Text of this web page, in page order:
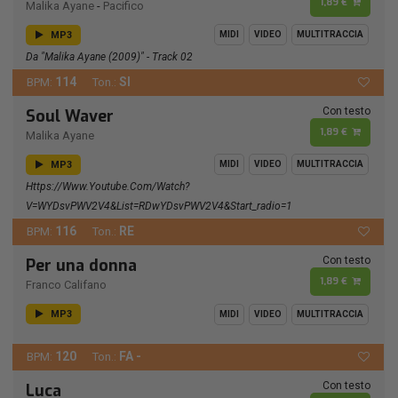
Malika Ayane - Pacifico
MP3 MIDI VIDEO MULTITRACCIA
Da "Malika Ayane (2009)" - Track 02
BPM: 114 Ton.: SI
Soul Waver
Malika Ayane
Con testo
1,89 €
MP3 MIDI VIDEO MULTITRACCIA
Https://www.youtube.com/watch?
V=wYDsvPWV2V4&list=RDwYDsvPWV2V4&start_radio=1
BPM: 116 Ton.: RE
Per una donna
Franco Califano
Con testo
1,89 €
MP3 MIDI VIDEO MULTITRACCIA
BPM: 120 Ton.: FA -
Luca Con testo